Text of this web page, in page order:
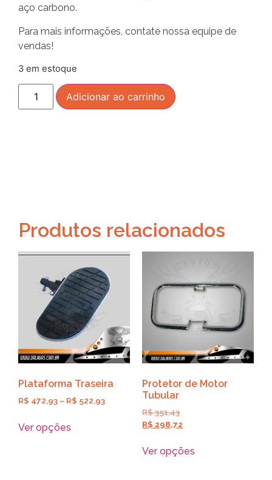
aço carbono.
Para mais informações, contate nossa equipe de
vendas!
3 em estoque
Adicionar ao carrinho
Produtos relacionados
Plataforma Traseira
R$ 472,93 – R$ 522,93
Ver opções
Protetor de Motor
Tubular
R$351,43
R$ 298,72
Ver opções